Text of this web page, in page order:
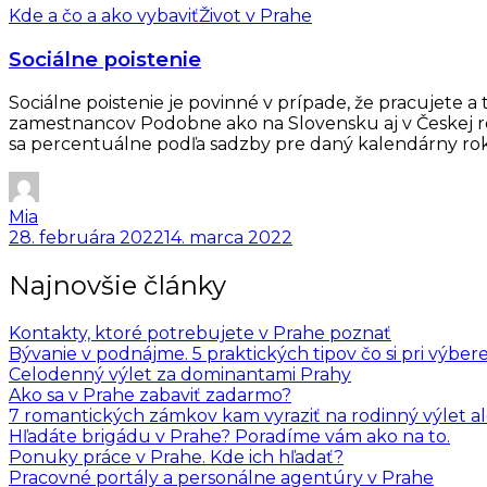
Kde a čo a ako vybaviťŽivot v Prahe
Sociálne poistenie
Sociálne poistenie je povinné v prípade, že pracujete
zamestnancov Podobne ako na Slovensku aj v
sa percentuálne podľa sadzby pre daný kalendárny
Mia
28. februára 202214. marca 2022
Najnovšie články
Kontakty, ktoré potrebujete v Prahe poznať
Bývanie v podnájme. 5 praktických tipov čo si pri
Celodenný výlet za dominantami Prahy
Ako sa v Prahe zabaviť zadarmo?
7 romantických zámkov kam vyraziť na rodinný výlet
Hľadáte brigádu v Prahe? Poradíme vám ako na to.
Ponuky práce v Prahe. Kde ich hľadať?
Pracovné portály a personálne agentúry v Prahe